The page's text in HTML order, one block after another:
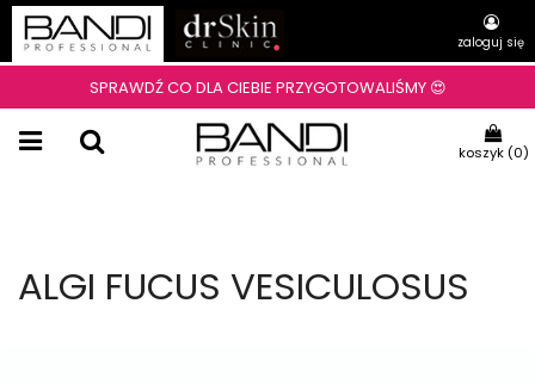
zaloguj się
SPRAWDŹ CO DLA CIEBIE PRZYGOTOWALIŚMY 😍
koszyk (0)
ALGI FUCUS VESICULOSUS